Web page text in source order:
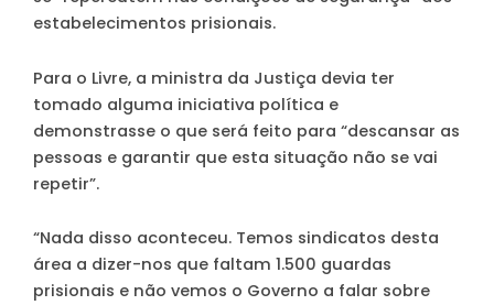
estabelecimentos prisionais.
Para o Livre, a ministra da Justiça devia ter
tomado alguma iniciativa política e
demonstrasse o que será feito para “descansar as
pessoas e garantir que esta situação não se vai
repetir”.
“Nada disso aconteceu. Temos sindicatos desta
área a dizer-nos que faltam 1.500 guardas
prisionais e não vemos o Governo a falar sobre